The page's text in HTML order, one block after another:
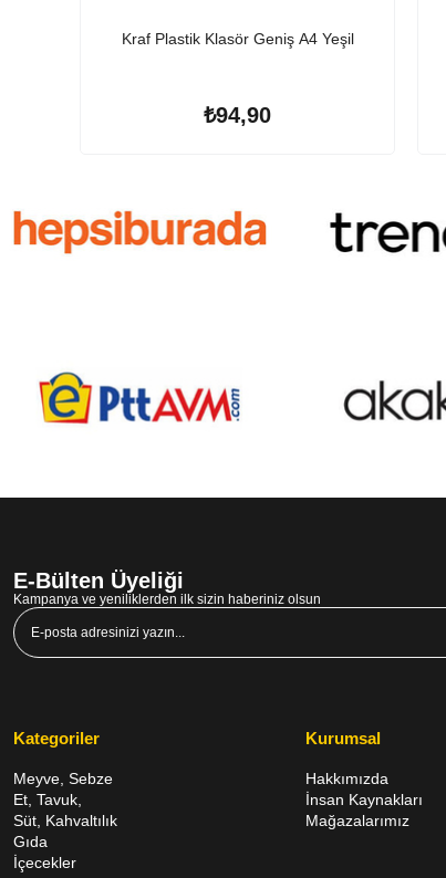
Kraf Plastik Klasör Geniş A4 Yeşil
₺94,90
E-Bülten Üyeliği
Kampanya ve yeniliklerden ilk sizin haberiniz olsun
Kategoriler
Meyve, Sebze
Et, Tavuk,
Süt, Kahvaltılık
Gıda
İçecekler
Kurumsal
Hakkımızda
İnsan Kaynakları
Mağazalarımız